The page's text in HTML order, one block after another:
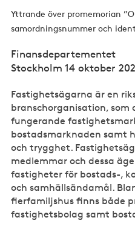
Yttrande över promemorian
samordningsnummer och
Finansdepartementet
Stockholm 14 oktober
Fastighetsägarna är en
branschorganisation, som
fungerande
bostadsmarknaden samt
och trygghet.
medlemmar och dessa
fastigheter för bostads-,
och samhällsändamål.
flerfamiljshus finns både
fastighetsbolag samt